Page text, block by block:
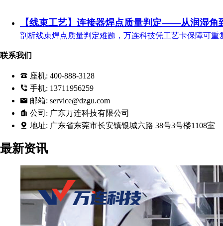
【线束工艺】连接器焊点质量判定——从润湿角
剖析线束焊点质量判定难题，万连科技凭工艺卡保障可重
联系我们
座机: 400-888-3128
手机: 13711956259
邮箱: service@dzgu.com
公司: 广东万连科技有限公司
地址: 广东省东莞市长安镇银城六路 38号3号楼1108室
最新资讯